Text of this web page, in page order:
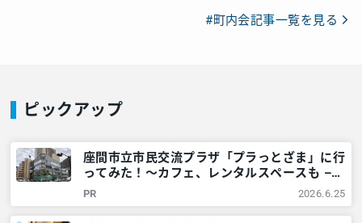
#町内会記事一覧を見る
ピックアップ
座間市立市民交流プラザ「プラっとざま」に行
ってみた！～カフェ、レンタルスペースも –
神奈川・東京多摩のご近所情報 – レアリア
PR 2026.6.25